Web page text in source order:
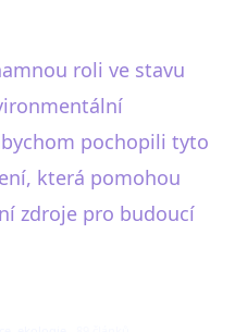
roli ve stavu
pochopili tyto
která pomohou
zdroje pro budoucí